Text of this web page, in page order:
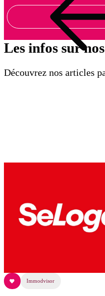
Les infos sur
Découvrez nos articles
Immodvisor